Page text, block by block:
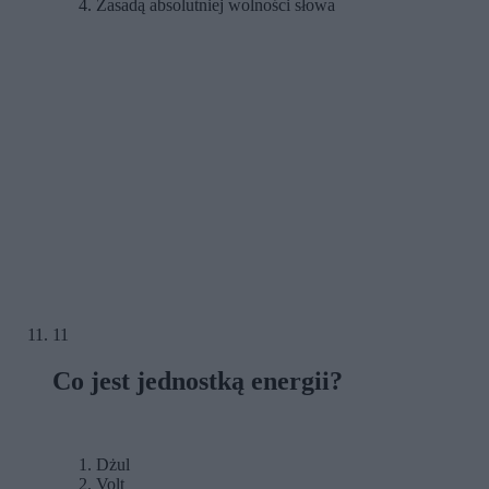
Zasadą absolutniej wolności słowa
11
Co jest jednostką energii?
Dżul
Volt